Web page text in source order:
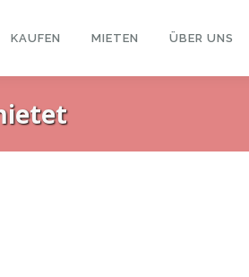
KAUFEN MIETEN ÜBER UNS